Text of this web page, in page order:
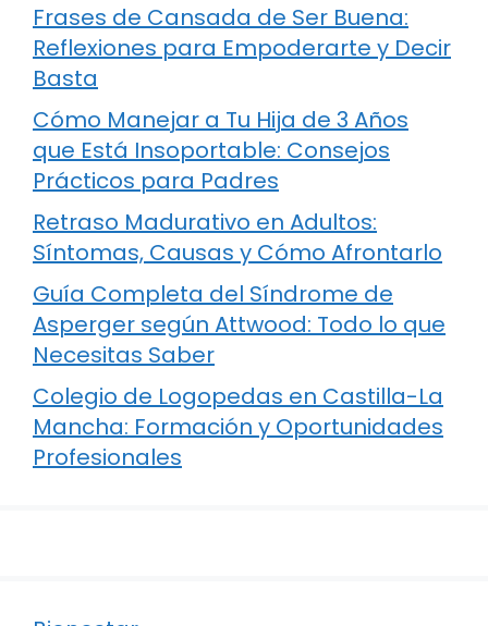
Frases de Cansada de Ser Buena:
Reflexiones para Empoderarte y Decir
Basta
Cómo Manejar a Tu Hija de 3 Años
que Está Insoportable: Consejos
Prácticos para Padres
Retraso Madurativo en Adultos:
Síntomas, Causas y Cómo Afrontarlo
Guía Completa del Síndrome de
Asperger según Attwood: Todo lo que
Necesitas Saber
Colegio de Logopedas en Castilla-La
Mancha: Formación y Oportunidades
Profesionales